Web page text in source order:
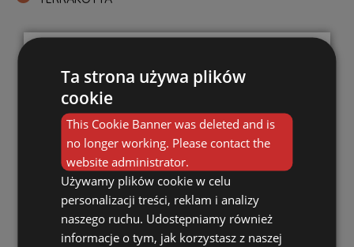
Topf DB 4,5
Ta strona używa plików
cookie
This Cookie Banner was deleted and is
no longer working. Please contact the
website administrator.
Używamy plików cookie w celu
personalizacji treści, reklam i analizy
naszego ruchu. Udostępniamy również
informacje o tym, jak korzystasz z naszej